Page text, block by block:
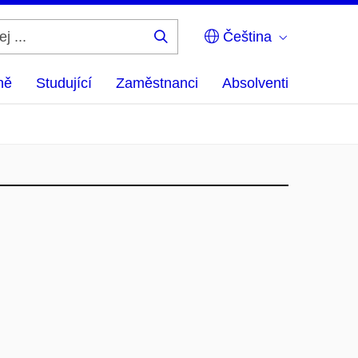
Čeština
Studující Zaměstnanci Absolventi